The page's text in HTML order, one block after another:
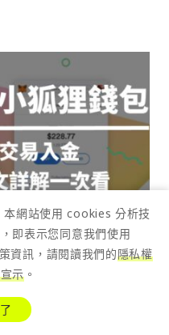
錢包教學介紹，立
本網站使用 cookies 分析技
即表示您同意我們使用
資訊，請閱讀我們的隱私權
示 。